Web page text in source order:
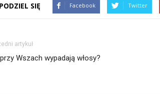
PODZIEL SIĘ Facebook Twitter
artykuł
Wszach wypadają włosy?